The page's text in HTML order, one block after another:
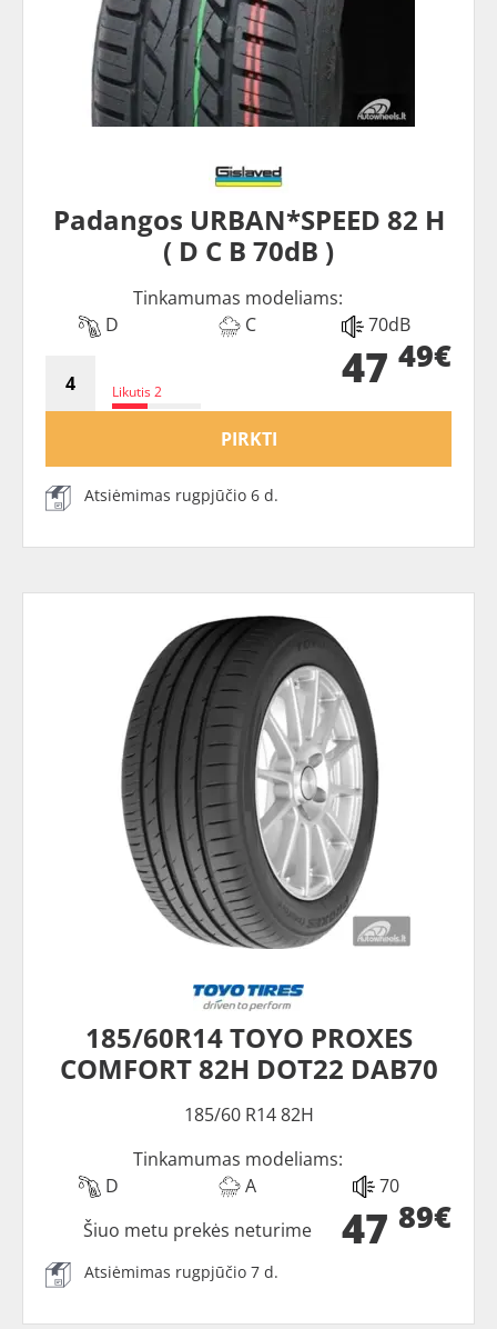
Padangos URBAN*SPEED 82 H
( D C B 70dB )
Tinkamumas modeliams:
D
C 70dB
Likutis 2 47 49€
PIRKTI
Atsiėmimas rugpjūčio 6 d.
185/60R14 TOYO PROXES
COMFORT 82H DOT22 DAB70
185/60 R14 82H
Tinkamumas modeliams:
D
A 70
47 89€
Šiuo metu prekės neturime
Atsiėmimas rugpjūčio 7 d.